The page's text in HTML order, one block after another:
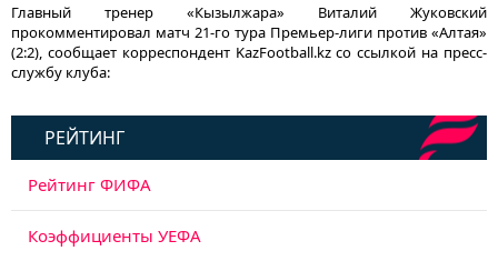
Главный тренер «Кызылжара» Виталий Жуковский
прокомментировал матч 21-го тура Премьер-лиги против «Алтая»
(2:2), сообщает корреспондент KazFootball.kz со ссылкой на пресс-
службу клуба:
РЕЙТИНГ
Рейтинг ФИФА
Коэффициенты УЕФА